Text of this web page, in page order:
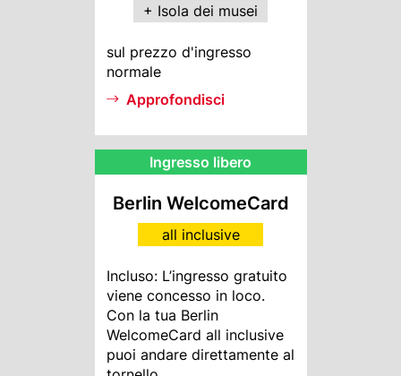
+ Isola dei musei
MI
Info
sul prezzo d'ingresso
normale
Approfondisci
Rebate
text
(overwrite)
Ingresso libero
Berlin WelcomeCard
all inclusive
AI
Info
Incluso: L’ingresso gratuito
viene concesso in loco.
Con la tua Berlin
WelcomeCard all inclusive
puoi andare direttamente al